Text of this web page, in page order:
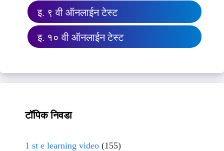
इ. ९ वी ऑनलाईन टेस्ट
इ. १० वी ऑनलाईन टेस्ट
टॉपिक निवडा
1 st e learning video (155)